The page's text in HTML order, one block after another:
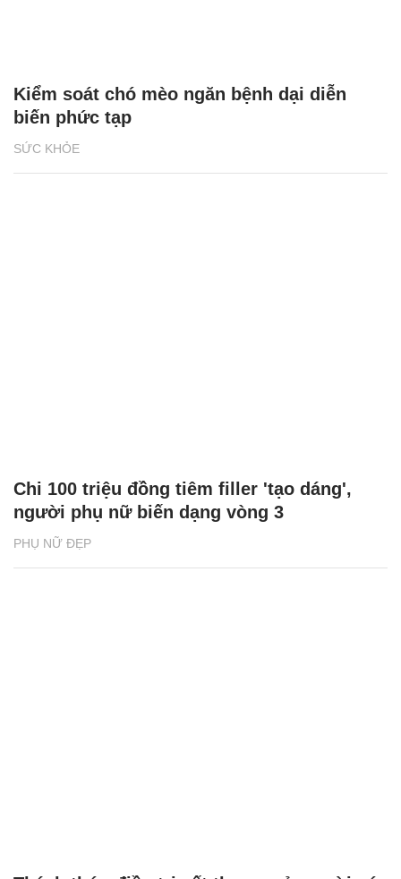
SỨC KHỎE
Kiểm soát chó mèo ngăn bệnh dại diễn
biến phức tạp
PHỤ NỮ ĐẸP
Chi 100 triệu đồng tiêm filler 'tạo dáng',
người phụ nữ biến dạng vòng 3